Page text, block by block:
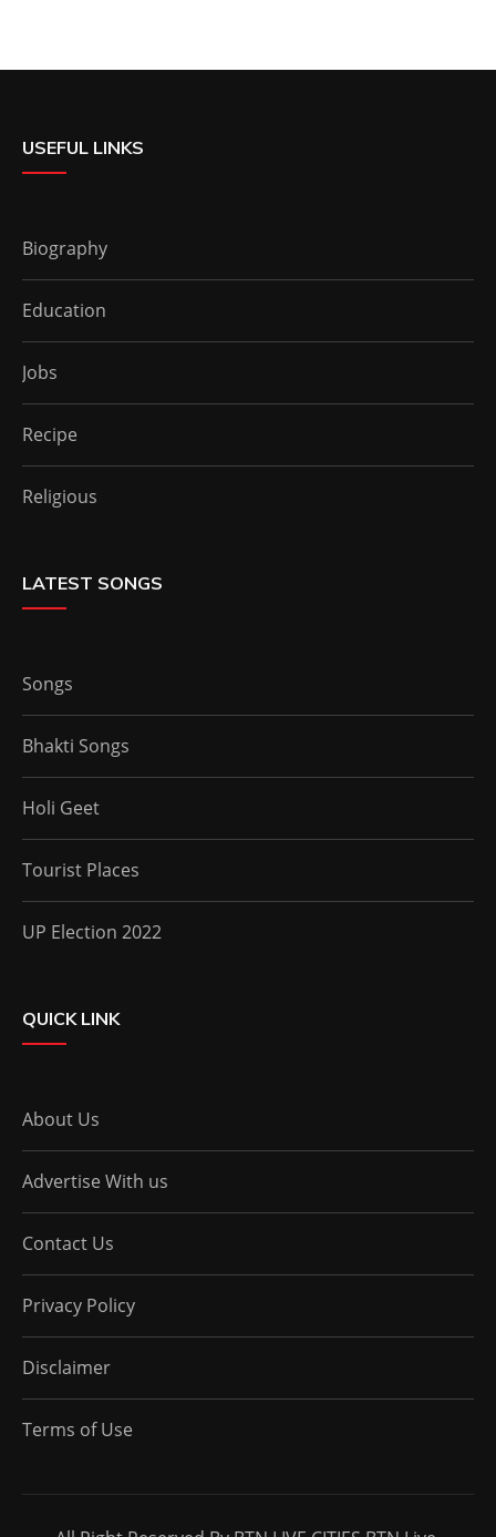
USEFUL LINKS
Biography
Education
Jobs
Recipe
Religious
LATEST SONGS
Songs
Bhakti Songs
Holi Geet
Tourist Places
UP Election 2022
QUICK LINK
About Us
Advertise With us
Contact Us
Privacy Policy
Disclaimer
Terms of Use